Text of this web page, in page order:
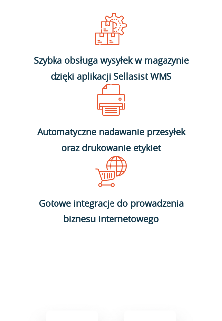
Szybka obsługa wysyłek w magazynie
dzięki aplikacji Sellasist WMS
Automatyczne nadawanie przesyłek
oraz drukowanie etykiet
Gotowe integracje do prowadzenia
biznesu internetowego